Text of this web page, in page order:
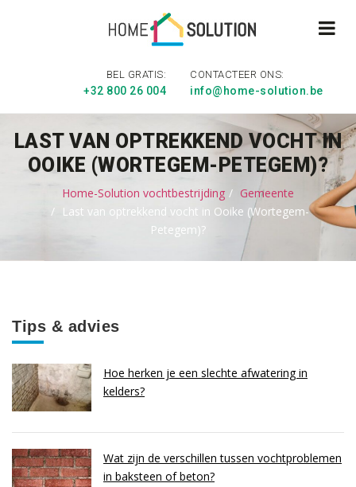
BEL GRATIS:
+32 800 26 004
CONTACTEER ONS:
info@home-solution.be
LAST VAN OPTREKKEND VOCHT IN
OOIKE (WORTEGEM-PETEGEM)?
Home-Solution vochtbestrijding
Gemeente
Last van optrekkend vocht in Ooike (Wortegem-
Petegem)?
Tips & advies
Hoe herken je een slechte afwatering in
kelders?
Wat zijn de verschillen tussen vochtproblemen
in baksteen of beton?